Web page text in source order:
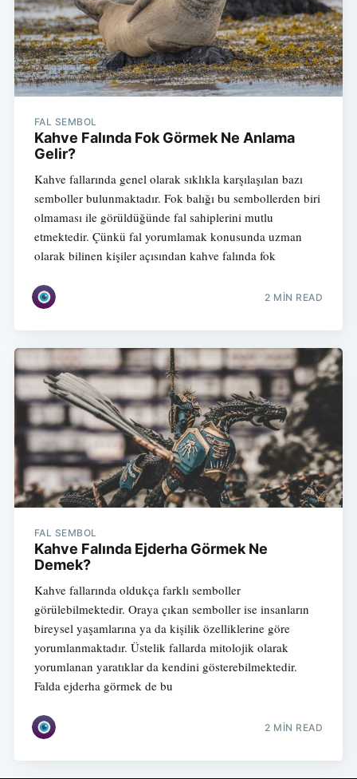
FAL SEMBOL
Kahve Falında Fok Görmek Ne Anlama
Gelir?
Kahve fallarında genel olarak sıklıkla karşılaşılan bazı
semboller bulunmaktadır. Fok balığı bu sembollerden biri
olmaması ile görüldüğünde fal sahiplerini mutlu
etmektedir. Çünkü fal yorumlamak konusunda uzman
olarak bilinen kişiler açısından kahve falında fok
2 MIN READ
FAL SEMBOL
Kahve Falında Ejderha Görmek Ne
Demek?
Kahve fallarında oldukça farklı semboller
görülebilmektedir. Oraya çıkan semboller ise insanların
bireysel yaşamlarına ya da kişilik özelliklerine göre
yorumlanmaktadır. Üstelik fallarda mitolojik olarak
yorumlanan yaratıklar da kendini gösterebilmektedir.
Falda ejderha görmek de bu
2 MIN READ